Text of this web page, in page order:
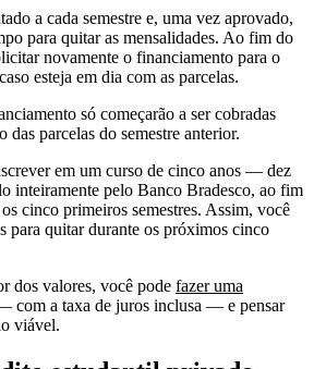
a cada semestre e, uma vez aprovado,
para quitar as mensalidades. Ao fim do
novamente o financiamento para o
esteja em dia com as parcelas.
só começarão a ser cobradas
das parcelas do semestre anterior.
em um curso de cinco anos — dez
inteiramente pelo Banco Bradesco, ao fim
cinco primeiros semestres. Assim, você
para quitar durante os próximos cinco
dos valores, você pode fazer uma
com a taxa de juros inclusa — e pensar
viável.